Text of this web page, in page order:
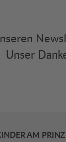
Unser
AM